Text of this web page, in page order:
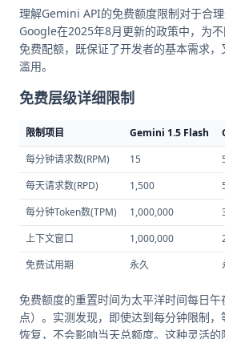
理解Gemini API的免费额度限制对于合理
Google在2025年8月更新的政策中，为
免费配额，既保证了开发者的基本需求
滥用。
免费层级详细限制
限制项目 Gemini 1.5 Flash
每分钟请求数(RPM)
15
每天请求数(RPD)
1,500
每分钟Token数(TPM)
1,000,000
上下文窗口
1,000,000
免费试用期
永久
免费额度的重置时间为太平洋时间每日
点）。实测发现，即使达到每分钟限制
恢复，不会影响当天总额度。这种灵活的